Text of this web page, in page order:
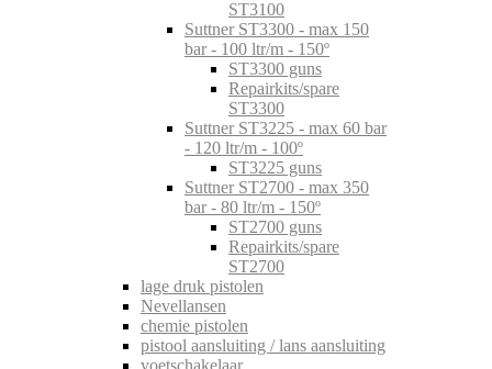
ST3100
Suttner ST3300 - max 150
bar - 100 ltr/m - 150º
ST3300 guns
Repairkits/spare
ST3300
Suttner ST3225 - max 60 bar
- 120 ltr/m - 100º
ST3225 guns
Suttner ST2700 - max 350
bar - 80 ltr/m - 150º
ST2700 guns
Repairkits/spare
ST2700
lage druk pistolen
Nevellansen
chemie pistolen
pistool aansluiting / lans aansluiting